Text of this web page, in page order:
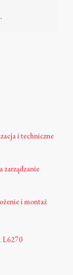
i techniczne
zarządzanie
i montaż
L6270